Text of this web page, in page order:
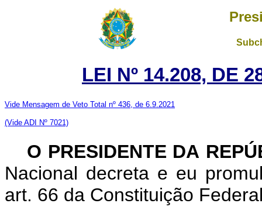
LEI Nº 14.208, DE
Vide Mensagem de Veto Total nº 436, de 6.9.2021
(Vide ADI Nº 7021)
O PRESIDENTE DA
Nacional decreta e eu
art. 66 da Constituição